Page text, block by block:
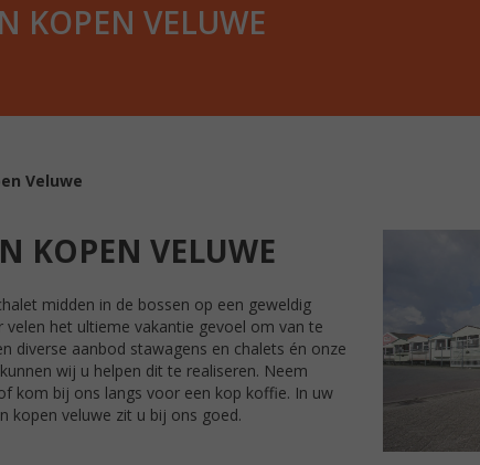
KOPEN VELUWE
Veluwe
KOPEN VELUWE
midden in de bossen op een geweldig
velen het ultieme vakantie gevoel om van te
diverse aanbod stawagens en chalets én onze
wij u helpen dit te realiseren. Neem
kom bij ons langs voor een kop koffie. In uw
kopen veluwe zit u bij ons goed.